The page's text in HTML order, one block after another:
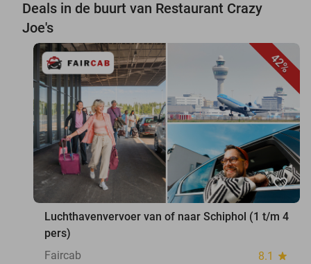
Deals in de buurt van Restaurant Crazy
Joe's
42%
favorite_border
Luchthavenvervoer van of naar Schiphol (1 t/m 4
pers)
Faircab
8.1 star